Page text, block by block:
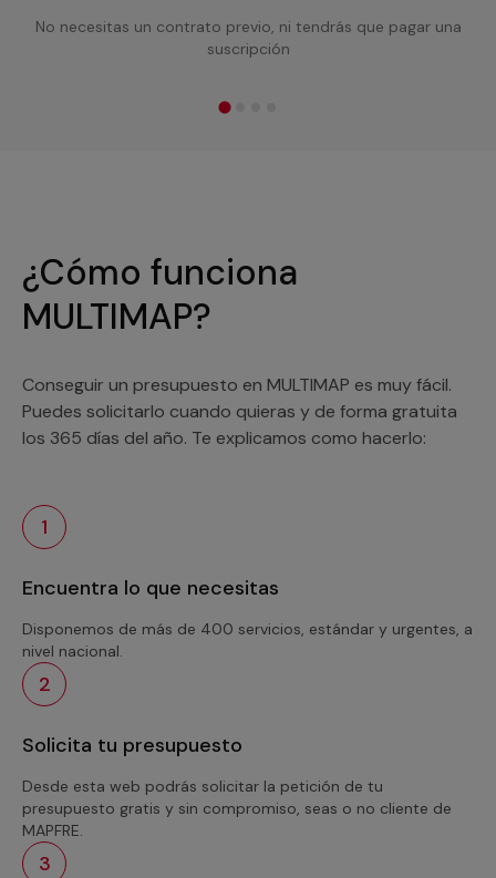
No necesitas un contrato previo, ni tendrás que pagar una
suscripción
¿Cómo funciona
MULTIMAP?
Conseguir un presupuesto en MULTIMAP es muy fácil.
Puedes solicitarlo cuando quieras y de forma gratuita
los 365 días del año. Te explicamos como hacerlo:
1
Encuentra lo que necesitas
Disponemos de más de 400 servicios, estándar y urgentes, a
nivel nacional.
2
Solicita tu presupuesto
Desde esta web podrás solicitar la petición de tu
presupuesto gratis y sin compromiso, seas o no cliente de
MAPFRE.
3